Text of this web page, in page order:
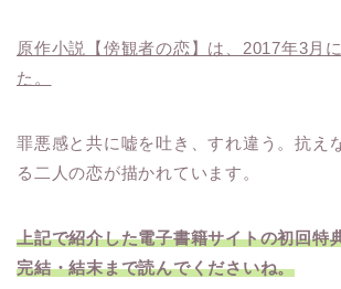
原作小説【傍観者の恋】は、2017年3月
た。
罪悪感と共に嘘を吐き、すれ違う。抗え
る二人の恋が描かれています。
上記で紹介した電子書籍サイトの初回特
完結・結末まで読んでくださいね。